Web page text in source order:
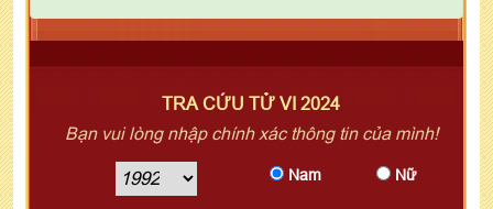
TRA CỨU TỬ VI 2024
Bạn vui lòng nhập chính xác thông tin của mình!
Nam Nữ